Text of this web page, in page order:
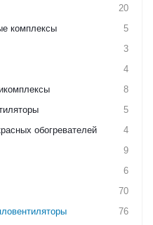
20
комплексы
5
3
4
8
5
обогревателей
4
9
6
70
76